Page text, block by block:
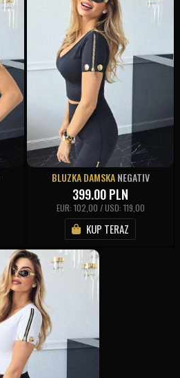
BLUZKA DAMSKANEGATIV
399.00PLN
EUR: 102,00 / USD: 119,00
KUP TERAZ